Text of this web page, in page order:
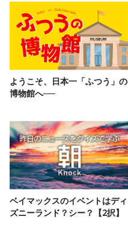
ようこそ、日本一「ふつう」の
博物館へ──
ベイマックスのイベントはディ
ズニーランド？シー？【2択】